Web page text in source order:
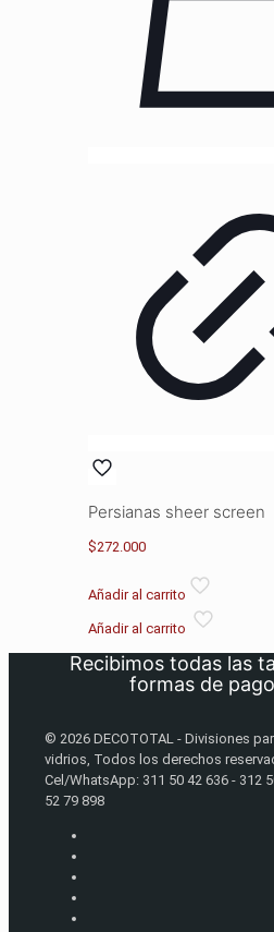
Persianas sheer screen
$272.000
Añadir al carrito
Añadir al carrito
Recibimos todas las
formas de
© 2026 DECOTOTAL - Divisiones
vidrios, Todos los derechos
Cel/WhatsApp: 311 50 42 636 - 312
52 79 898